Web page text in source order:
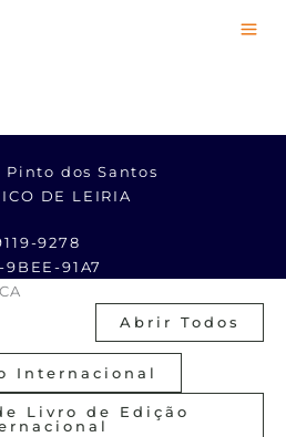
Pinto dos Santos
DE LEIRIA
9278
9BEE-91A7
Abrir Todos
Internacional
Livro de Edição